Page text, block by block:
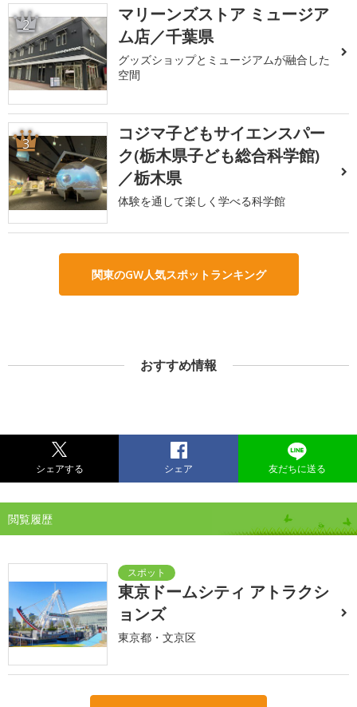
2
マリーンズストア ミュージア
ム店／千葉県
グッズショップとミュージアムが融合した
空間
3
コジマ子どもサイエンスパー
ク(栃木県子ども総合科学館)
／栃木県
体験を通して楽しく学べる科学館
関東のGW人気スポットランキング
おすすめ情報
シェアする シェア 友だちに送る
閲覧履歴
東京ドームシティ アトラクシ
ョンズ
東京都・文京区